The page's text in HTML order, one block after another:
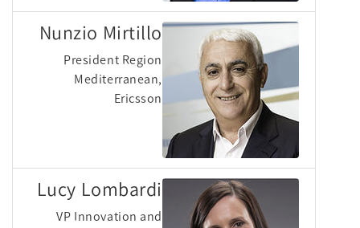
Nunzio Mirtillo
President Region
Mediterranean,
Ericsson
Lucy Lombardi
VP Innovation and